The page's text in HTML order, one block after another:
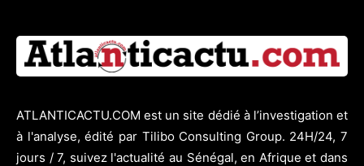
ATLANTICACTU.COM est un site dédié à l’investigation et
à l'analyse, édité par Tilibo Consulting Group. 24H/24, 7
jours / 7, suivez l'actualité au Sénégal, en Afrique et dans